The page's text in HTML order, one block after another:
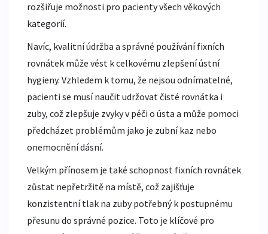
rozšiřuje možnosti pro pacienty všech věkových
kategorií.
Navíc, kvalitní údržba a správné používání fixních
rovnátek může vést k celkovému zlepšení ústní
hygieny. Vzhledem k tomu, že nejsou odnímatelné,
pacienti se musí naučit udržovat čisté rovnátka i
zuby, což zlepšuje zvyky v péči o ústa a může pomoci
předcházet problémům jako je zubní kaz nebo
onemocnění dásní.
Velkým přínosem je také schopnost fixních rovnátek
zůstat nepřetržitě na místě, což zajišťuje
konzistentní tlak na zuby potřebný k postupnému
přesunu do správné pozice. Toto je klíčové pro